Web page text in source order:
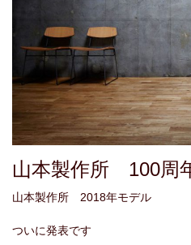
山本製作所 100周
山本製作所 2018年モデル
ついに発表です